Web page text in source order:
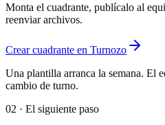
Monta el cuadrante, publícalo al
reenviar archivos.
Crear cuadrante en Turnozo
Una plantilla arranca la semana. El
cambio de turno.
02 · El siguiente paso